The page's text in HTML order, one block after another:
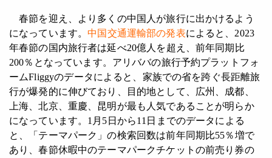
春節を迎え、より多くの中国人が旅行に出かけるよう
になっています。中国交通運輸部の発表によると、2023
年春節の国内旅行者は延べ20億人を超え、前年同期比
200％となっています。アリババの旅行予約プラットフォ
ームFliggyのデータによると、家族での省を跨ぐ長距離旅
行が爆発的に伸びており、目的地として、広州、成都、
上海、北京、重慶、昆明が最も人気であることが明らか
になっています。1月5日から11日までのデータによる
と、「テーマパーク」の検索回数は前年同期比55％増で
あり、春節休暇中のテーマパークチケットの前売り券の